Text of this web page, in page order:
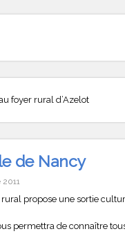
foyer rural d’Azelot
de Nancy
propose une sortie
permettra de connaître